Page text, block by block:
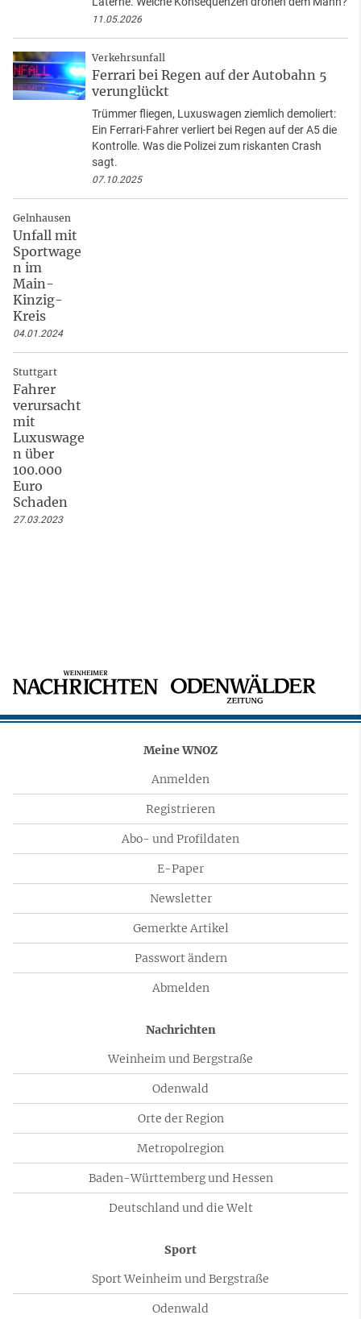
11.05.2026
Verkehrsunfall
Ferrari bei Regen auf der Autobahn 5
verunglückt
Trümmer fliegen, Luxuswagen ziemlich demoliert:
Ein Ferrari-Fahrer verliert bei Regen auf der A5 die
Kontrolle. Was die Polizei zum riskanten Crash
sagt.
07.10.2025
Gelnhausen
Unfall mit
Sportwage
n im
Main-
Kinzig-
Kreis
04.01.2024
Stuttgart
Fahrer
verursacht
mit
Luxuswage
n über
100.000
Euro
Schaden
27.03.2023
Meine WNOZ
Anmelden
Registrieren
Abo- und Profildaten
E-Paper
Newsletter
Gemerkte Artikel
Passwort ändern
Abmelden
Nachrichten
Weinheim und Bergstraße
Odenwald
Orte der Region
Metropolregion
Baden-Württemberg und Hessen
Deutschland und die Welt
Sport
Sport Weinheim und Bergstraße
Odenwald